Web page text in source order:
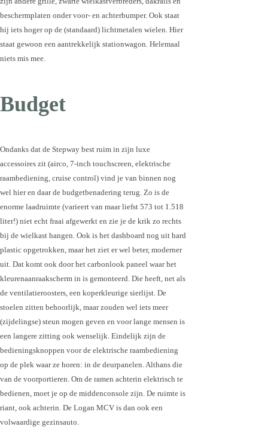
beschermplaten onder voor- en achterbumper. Ook staat
hij iets hoger op de (standaard) lichtmetalen wielen. Hier
staat gewoon een aantrekkelijk stationwagon. Helemaal
niets mis mee.
Budget
Ondanks dat de Stepway best ruim in zijn luxe
accessoires zit (airco, 7-inch touchscreen, elektrische
raambediening, cruise control) vind je van binnen nog
wel hier en daar de budgetbenadering terug. Zo is de
enorme laadruimte (varieert van maar liefst 573 tot 1.518
liter!) niet echt fraai afgewerkt en zie je de krik zo rechts
bij de wielkast hangen. Ook is het dashboard nog uit hard
plastic opgetrokken, maar het ziet er wel beter, moderner
uit. Dat komt ook door het carbonlook paneel waar het
kleurenaanraakscherm in is gemonteerd. Die heeft, net als
de ventilatieroosters, een koperkleurige sierlijst. De
stoelen zitten behoorlijk, maar zouden wel iets meer
(zijdelingse) steun mogen geven en voor lange mensen is
een langere zitting ook wenselijk. Eindelijk zijn de
bedieningsknoppen voor de elektrische raambediening
op de plek waar ze horen: in de deurpanelen. Althans die
van de voorportieren. Om de ramen achterin elektrisch te
bedienen, moet je op de middenconsole zijn. De ruimte is
riant, ook achterin. De Logan MCV is dan ook een
volwaardige gezinsauto.